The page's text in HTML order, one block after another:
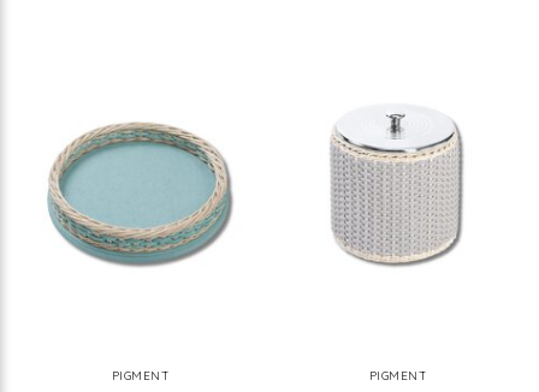
PIGMENT PIGMENT